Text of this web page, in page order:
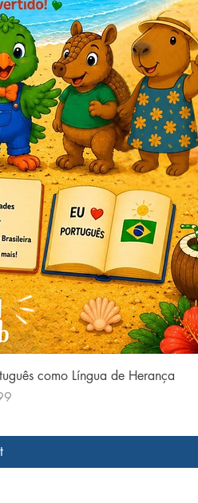
como Língua de Herança